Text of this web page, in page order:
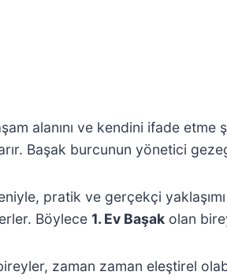
alanını ve kendini ifade
Başak burcunun yönetici
pratik ve gerçekçi
Böylece 1. Ev Başak olan
zaman zaman eleştirel